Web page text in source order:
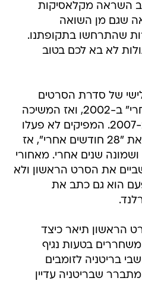
השראה מקלאסיקות
שגם מן השואה
שהתרחשו בתקופתנו.
לא בא לכם בטוב
של סדרת הסרטים
שהתחילה עם "28 יום אחרי" ב-2002, ואז המשיכה
עם "28 שבועות אחרי" ב-2007. המפיקים לא פעלו
מספיק מהר כדי להוציא את "28 חודשים אחרי", אז
שנים אחרי. מאחורי
את הסרט הראשון ולא
הוא גם כתב את
הראשון תיאר כיצד
משחררים בטעות נגיף
בריטניה לזומבים
אחרי, ומתברר שבריטניה עדיין